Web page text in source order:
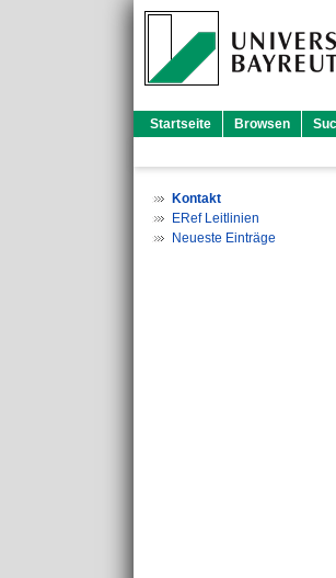
Startseite Browsen
Kontakt
ERef Leitlinien
Neueste Einträge